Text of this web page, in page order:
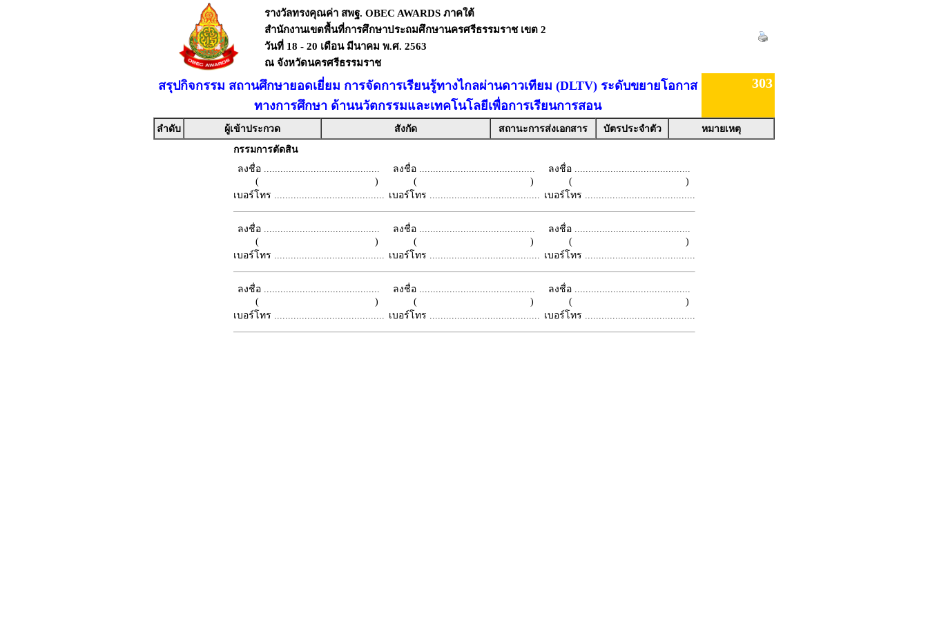
รางวัลทรงคุณค่า สพฐ. OBEC AWARDS ภาคใต้
สำนักงานเขตพื้นที่การศึกษาประถมศึกษานครศรีธรรมราช เขต 2
วันที่ 18 - 20 เดือน มีนาคม พ.ศ. 2563
ณ จังหวัดนครศรีธรรมราช
สรุปกิจกรรม สถานศึกษายอดเยี่ยม การจัดการเรียนรู้ทางไกลผ่านดาวเทียม (DLTV) ระดับขยายโอกาส
ทางการศึกษา ด้านนวัตกรรมและเทคโนโลยีเพื่อการเรียนการสอน
303
ลำดับ ผู้เข้าประกวด สังกัด สถานะการส่งเอกสาร บัตรประจำตัว
หมายเหตุ
กรรมการตัดสิน
ลงชื่อ ..........................................
( )
เบอร์โทร ........................................
ลงชื่อ ..........................................
( )
เบอร์โทร ........................................
ลงชื่อ ..........................................
( )
เบอร์โทร ........................................
ลงชื่อ ..........................................
( )
เบอร์โทร ........................................
ลงชื่อ ..........................................
( )
เบอร์โทร ........................................
ลงชื่อ ..........................................
( )
เบอร์โทร ........................................
ลงชื่อ ..........................................
( )
เบอร์โทร ........................................
ลงชื่อ ..........................................
( )
เบอร์โทร ........................................
ลงชื่อ ..........................................
( )
เบอร์โทร ........................................